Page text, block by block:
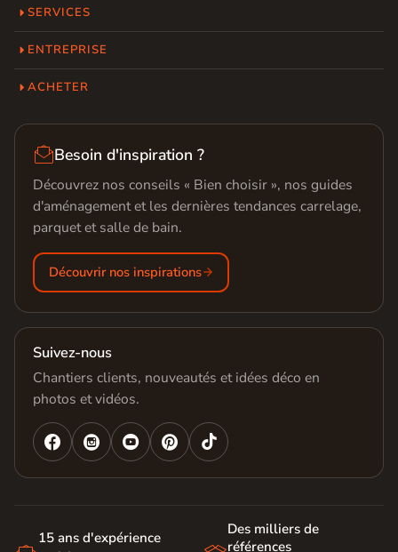
SERVICES
ENTREPRISE
ACHETER
Besoin d'inspiration ?
Découvrez nos conseils « Bien choisir », nos guides
d'aménagement et les dernières tendances carrelage,
parquet et salle de bain.
Découvrir nos inspirations
Suivez-nous
Chantiers clients, nouveautés et idées déco en
photos et vidéos.
   
15 ans d'expérience
Des milliers de
références